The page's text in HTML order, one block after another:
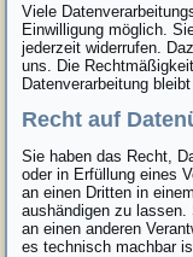
Viele
Einwilligung möglich.
jederzeit widerrufen.
uns. Die
Datenverarbeitung
Recht auf
Sie haben das Recht,
oder in Erfüllung eines
an einen Dritten in
aushändigen zu lassen.
an einen anderen
es technisch machbar